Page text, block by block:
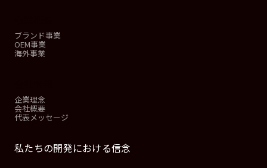
ブランド事業
OEM事業
海外事業
企業理念
会社概要
代表メッセージ
私たちの開発における信念